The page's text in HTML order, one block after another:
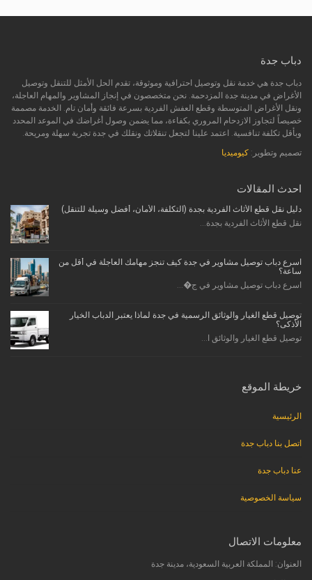
دباب جدة
دباب جدة هي خدمة نقل وتوصيل احترافية وموثوقة، تقدم الحل الأمثل للتنقل وتوصيل
الأغراض في مدينة جدة المزدحمة. نحن متخصصون في إنجاز المشاوير والمهام العاجلة،
ونقل الأغراض المتوسطة وقطع العفش الفردية بسرعة فائقة وأمان تام. الخدمة مصممة
خصيصاً لتجاوز الازدحام المروري بكفاءة، مما يضمن وصول أغراضك في الموعد المحدد
وبأقل تكلفة تنافسية. اعتمد علينا لتجعل تنقلاتك ونقلك في جدة تجربة سهلة ومريحة.
تصميم وتطوير: كيوميديا
احدث المقالات
دليل نقل قطع الأثاث الفردية بجدة (التكلفة، الأمان، أفضل وسيلة للتنقل)
نقل قطع الأثاث الفردية بجدة...
اسرع دباب توصيل مشاوير في جدة كيف تنجز مهامك العاجلة في أقل من
ساعة؟
اسرع دباب توصيل مشاوير في ج�...
توصيل قطع الغيار والوثائق الرسمية في جدة لماذا يعتبر الدباب الخيار
الأذكى؟
توصيل قطع الغيار والوثائق ا...
خريطة الموقع
الرئيسية
اتصل بنا دباب جدة
عنا دباب جدة
سياسة الخصوصية
معلومات الاتصال
العنوان: المملكة العربية السعودية، مدينة جدة